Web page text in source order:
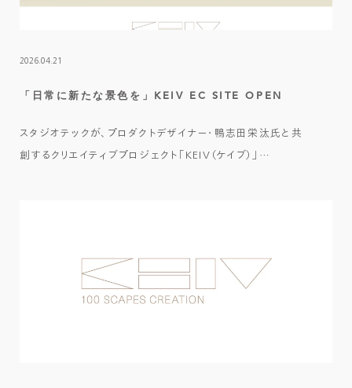
2026.04.21
「日常に新たな景色を」KEIV EC SITE OPEN
スタジオテックが、プロダクトデザイナー・鴨志田栄汰氏と共
創するクリエイティブプロジェクト「KEIV（ケイブ）」…